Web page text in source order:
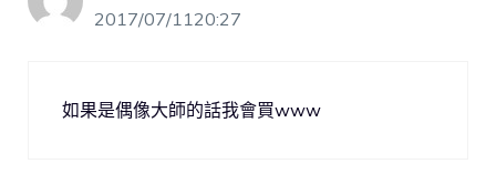
2017/07/1120:27
如果是偶像大師的話我會買www